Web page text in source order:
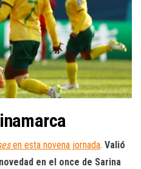
en esta novena jornada. Valió
en el once de Sarina